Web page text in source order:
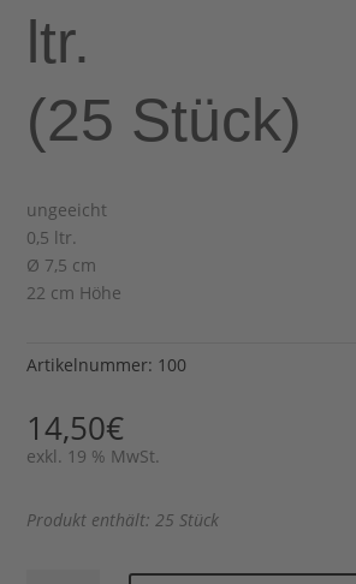
ltr.
(25 Stück)
ungeeicht
0,5 ltr.
Ø 7,5 cm
22 cm Höhe
Artikelnummer: 100
14,50€
exkl. 19 % MwSt.
Produkt enthält: 25 Stück